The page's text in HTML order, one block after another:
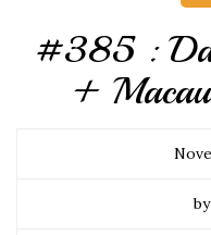
#385 :
+